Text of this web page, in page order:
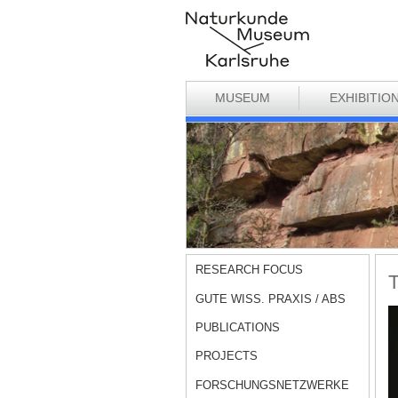
MUSEUM
RESEARCH FOCUS
GUTE WISS. PRAXIS / ABS
PUBLICATIONS
PROJECTS
FORSCHUNGSNETZWERKE